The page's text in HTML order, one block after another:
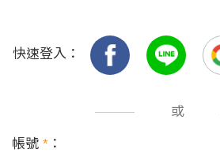
快速登入：
或
帳號 * ：